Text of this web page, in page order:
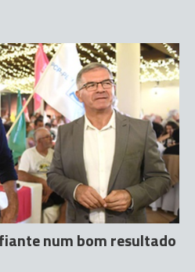
num bom resultado